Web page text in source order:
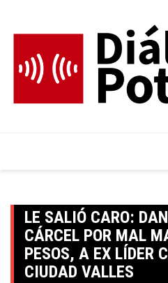
content
LE SALIÓ CARO:
CÁRCEL POR MAL
PESOS, A EX LÍDER
CIUDAD VALLES